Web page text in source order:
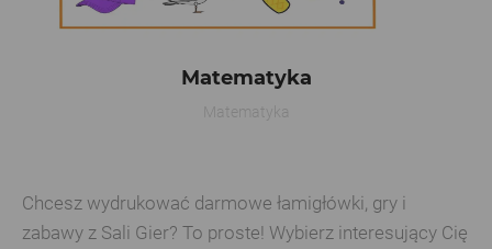
Matematyka
Matematyka
Chcesz wydrukować darmowe łamigłówki, gry i
zabawy z Sali Gier? To proste! Wybierz interesujący Cię